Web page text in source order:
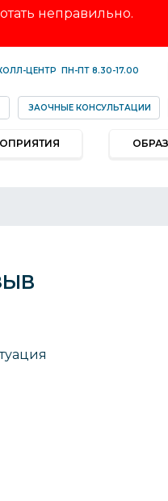
неправильно.
ЦЕНТР ПН-ПТ 8.30-17.00
ЗАОЧНЫЕ КОНСУЛЬТАЦИИ